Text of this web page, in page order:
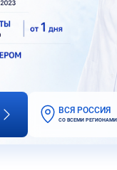
ВСЯ РОССИЯ
СО ВСЕМИ РЕГИОНАМИ